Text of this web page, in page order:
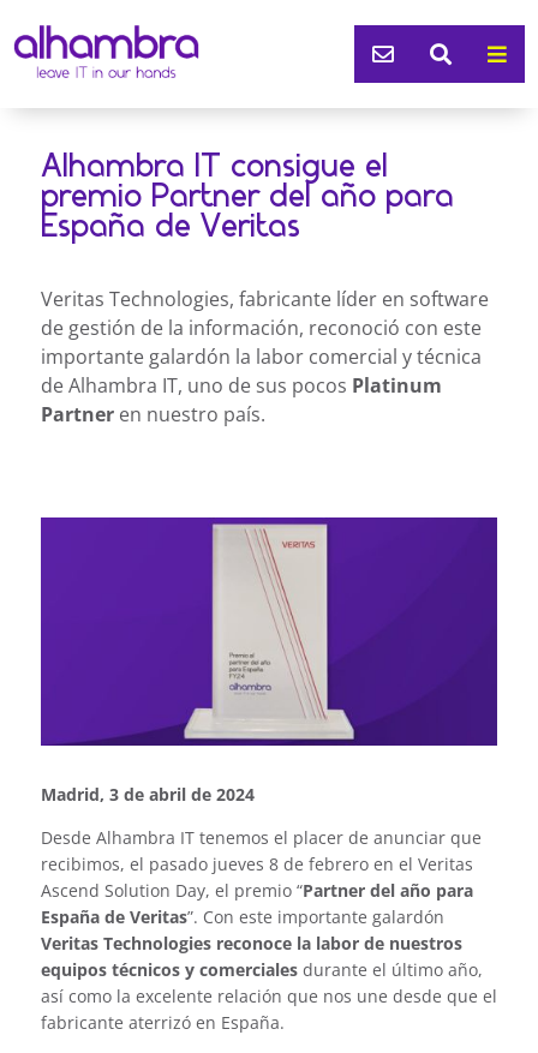
  
Alhambra IT consigue el
premio Partner del año para
España de Veritas
Veritas Technologies, fabricante líder en software
de gestión de la información, reconoció con este
importante galardón la labor comercial y técnica
de Alhambra IT, uno de sus pocos Platinum
Partneren nuestro país.
Madrid, 3 de abril de 2024
Desde Alhambra IT tenemos el placer de anunciar que
recibimos, el pasado jueves 8 de febrero en el Veritas
Ascend Solution Day, el premio “Partner del año para
España de Veritas”. Con este importante galardón
Veritas Technologies reconoce la labor de nuestros
equipos técnicos y comercialesdurante el último año,
así como la excelente relación que nos une desde que el
fabricante aterrizó en España.